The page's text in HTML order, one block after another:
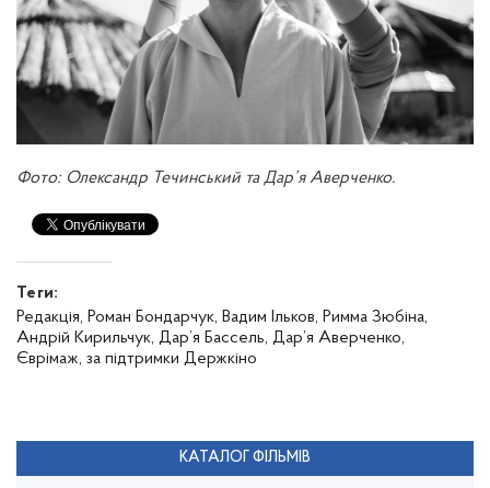
Фото: Олександр Течинський та Дар’я Аверченко.
Теги:
Редакція, Роман Бондарчук, Вадим Ільков, Римма Зюбіна,
Андрій Кирильчук, Дар’я Бассель, Дар’я Аверченко,
Єврімаж, за підтримки Держкіно
КАТАЛОГ ФІЛЬМІВ